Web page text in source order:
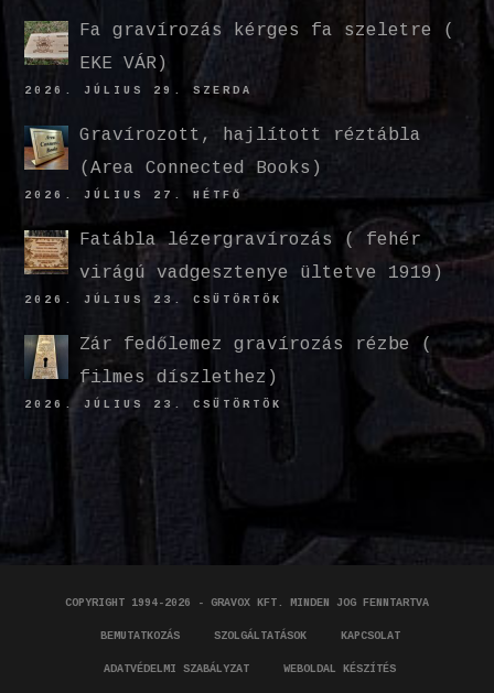
Fa gravírozás kérges fa szeletre (
EKE VÁR)
2026. JÚLIUS 29. SZERDA
Gravírozott, hajlított réztábla
(Area Connected Books)
2026. JÚLIUS 27. HÉTFŐ
Fatábla lézergravírozás ( fehér
virágú vadgesztenye ültetve 1919)
2026. JÚLIUS 23. CSÜTÖRTÖK
Zár fedőlemez gravírozás rézbe (
filmes díszlethez)
2026. JÚLIUS 23. CSÜTÖRTÖK
COPYRIGHT 1994-2026 - GRAVOX KFT. MINDEN JOG FENNTARTVA
BEMUTATKOZÁS SZOLGÁLTATÁSOK KAPCSOLAT
ADATVÉDELMI SZABÁLYZAT WEBOLDAL KÉSZÍTÉS